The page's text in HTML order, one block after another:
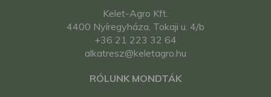
Kelet-Agro Kft.
4400 Nyíregyháza, Tokaji u. 4/b
+36 21 223 32 64
alkatresz@keletagro.hu
RÓLUNK MONDTÁK